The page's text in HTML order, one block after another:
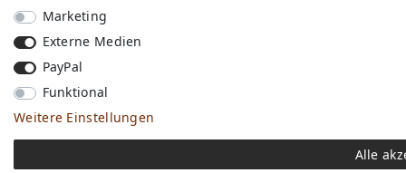
Marketing
Externe Medien
PayPal
Funktional
Weitere Einstellungen
Alle